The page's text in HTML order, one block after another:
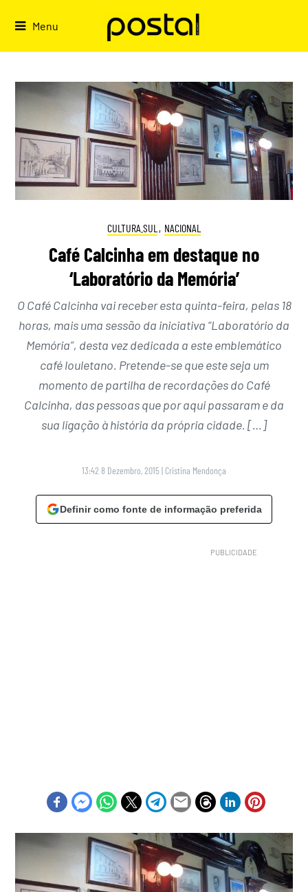
Menu
CULTURA.SUL , NACIONAL
Café Calcinha em destaque no
‘Laboratório da Memória’
O Café Calcinha vai receber esta quinta-feira, pelas 18
horas, mais uma sessão da iniciativa “Laboratório da
Memória”, desta vez dedicada a este emblemático
café louletano. Pretende-se que este seja um
momento de partilha de recordações do Café
Calcinha, das pessoas que por aqui passaram e da
sua ligação à história da própria cidade. […]
13:42 8 Dezembro, 2015 | Cristina Mendonça
Definir como fonte de informação preferida